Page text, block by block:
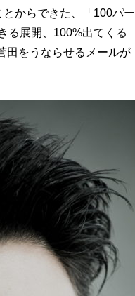
からできた、「100パー
る展開、100%出てくる
田をうならせるメールが